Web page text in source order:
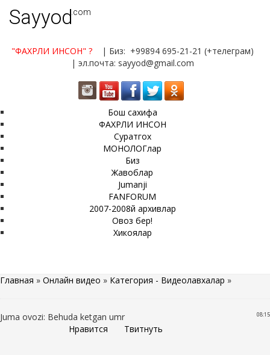
Sayyod.com
"ФАХРЛИ ИНСОН" ?
| Биз: +99894 695-21-21 (+телеграм)
| эл.почта: sayyod@gmail.com
Бош сахифа
ФАХРЛИ ИНСОН
Суратгох
МОНОЛОГлар
Биз
Жавоблар
Jumanji
FANFORUM
2007-2008й архивлар
Овоз бер!
Хикоялар
Главная » Онлайн видео » Категория - Видеолавхалар »
08:15
Juma ovozi: Behuda ketgan umr
Нравится
Твитнуть